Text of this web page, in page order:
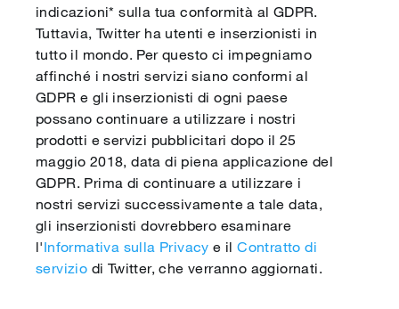
indicazioni* sulla tua conformità al GDPR.
Tuttavia, Twitter ha utenti e inserzionisti in
tutto il mondo. Per questo ci impegniamo
affinché i nostri servizi siano conformi al
GDPR e gli inserzionisti di ogni paese
possano continuare a utilizzare i nostri
prodotti e servizi pubblicitari dopo il 25
maggio 2018, data di piena applicazione del
GDPR. Prima di continuare a utilizzare i
nostri servizi successivamente a tale data,
gli inserzionisti dovrebbero esaminare
l'Informativa sulla Privacy e ilContratto di
servizio di Twitter, che verranno aggiornati.